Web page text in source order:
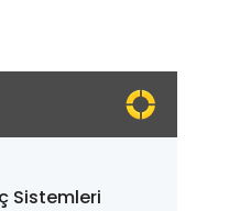
Sistemleri